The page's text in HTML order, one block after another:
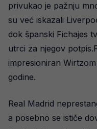
privukao je pažnju
su već iskazali
dok španski Fichajes
utrci za njegov
impresioniran
godine.
Real Madrid
a posebno se ističe